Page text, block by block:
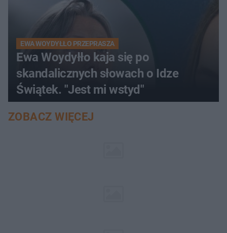
EWA WOYDYŁŁO PRZEPRASZA
Ewa Woydyłło kaja się po
skandalicznych słowach o Idze
Świątek. "Jest mi wstyd"
ZOBACZ WIĘCEJ